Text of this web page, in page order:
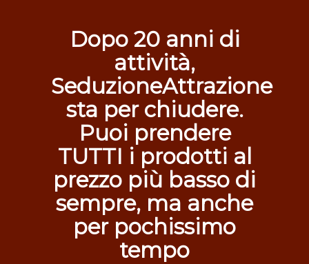
Dopo 20 anni di
attività,
SeduzioneAttrazione
sta per chiudere.
Puoi prendere
TUTTI i prodotti al
prezzo più basso di
sempre, ma anche
per pochissimo
tempo